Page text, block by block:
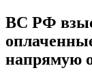
ВС РФ
напрямую